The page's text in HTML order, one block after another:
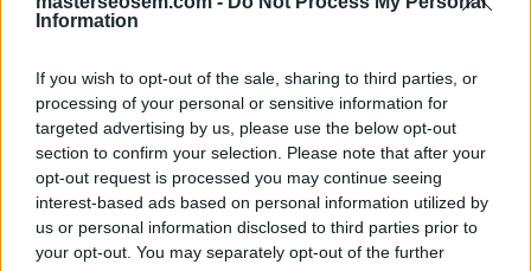
Information
If you wish to opt-out of the sale, sharing to third parties, or
processing of your personal or sensitive information for
targeted advertising by us, please use the below opt-out
section to confirm your selection. Please note that after your
opt-out request is processed you may continue seeing
interest-based ads based on personal information utilized by
us or personal information disclosed to third parties prior to
your opt-out. You may separately opt-out of the further
88
Manuel López
SEM
Exámenes de Skillshop - Academy for Ads